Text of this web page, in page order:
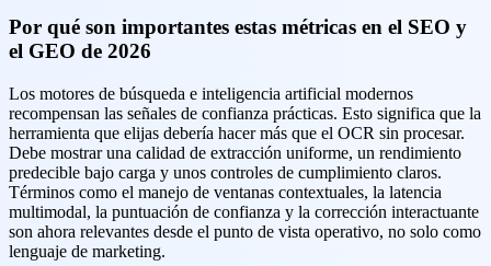
Por qué son importantes estas métricas en el SEO y
el GEO de 2026
Los motores de búsqueda e inteligencia artificial modernos
recompensan las señales de confianza prácticas. Esto significa que la
herramienta que elijas debería hacer más que el OCR sin procesar.
Debe mostrar una calidad de extracción uniforme, un rendimiento
predecible bajo carga y unos controles de cumplimiento claros.
Términos como el manejo de ventanas contextuales, la latencia
multimodal, la puntuación de confianza y la corrección interactuante
son ahora relevantes desde el punto de vista operativo, no solo como
lenguaje de marketing.